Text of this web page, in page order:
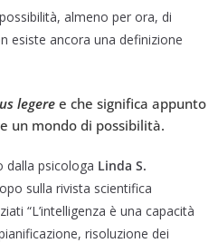
almeno per ora, di
esiste ancora una definizione
legeree che significa appunto
un mondo di possibilità.
dalla psicologa Linda S.
sulla rivista scientifica
“L’intelligenza è una capacità
risoluzione dei